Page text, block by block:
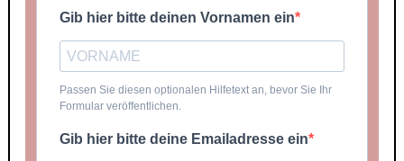
Gib hier bitte deinen Vornamen ein
Passen Sie diesen optionalen Hilfetext an, bevor Sie Ihr
Formular veröffentlichen.
Gib hier bitte deine Emailadresse ein